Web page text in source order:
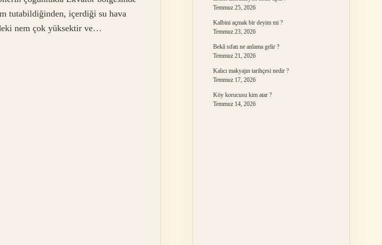
tutabildiğinden, içerdiği su hava
nem çok yüksektir ve…
Temmuz 25, 2026
Kalbini açmak bir deyim mi ?
Temmuz 23, 2026
Bekâ sıfatı ne anlama gelir ?
Temmuz 21, 2026
Kalıcı makyajın tarihçesi nedir ?
Temmuz 17, 2026
Köy korucusu kim atar ?
Temmuz 14, 2026